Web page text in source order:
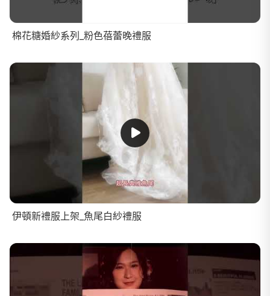
棉花糖婚紗系列_粉色蓓蕾晚禮服
伊頓新禮服上架_魚尾白紗禮服